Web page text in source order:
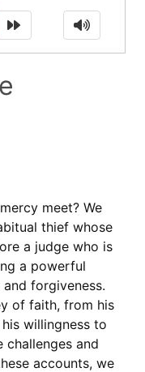
meet? We
thief whose
a judge who is
a powerful
forgiveness.
of faith, from his
willingness to
challenges and
accounts, we